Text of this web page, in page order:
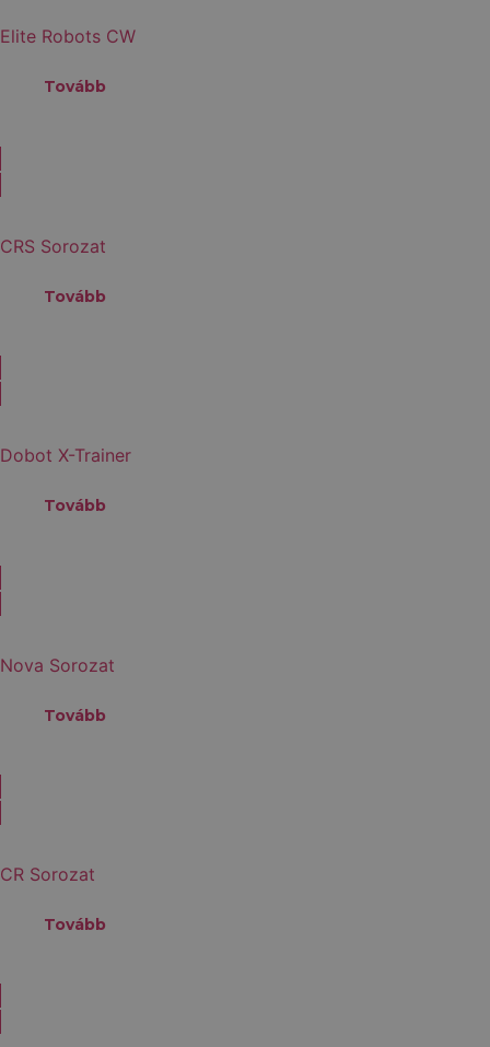
Elite Robots CW
Tovább
CRS Sorozat
Tovább
Dobot X-Trainer
Tovább
Nova Sorozat
Tovább
CR Sorozat
Tovább